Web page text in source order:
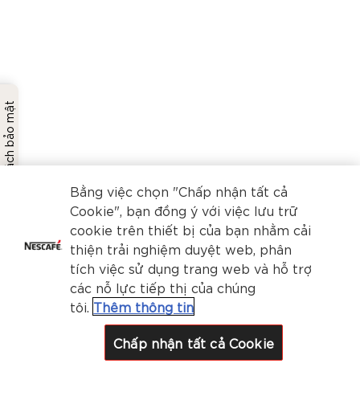
Chính sách bảo mật
Bằng việc chọn "Chấp nhận tất cả
Cookie", bạn đồng ý với việc lưu trữ
cookie trên thiết bị của bạn nhằm cải
thiện trải nghiệm duyệt web, phân
tích việc sử dụng trang web và hỗ trợ
các nỗ lực tiếp thị của chúng
tôi. Thêm thông tin
Chấp nhận tất cả Cookie